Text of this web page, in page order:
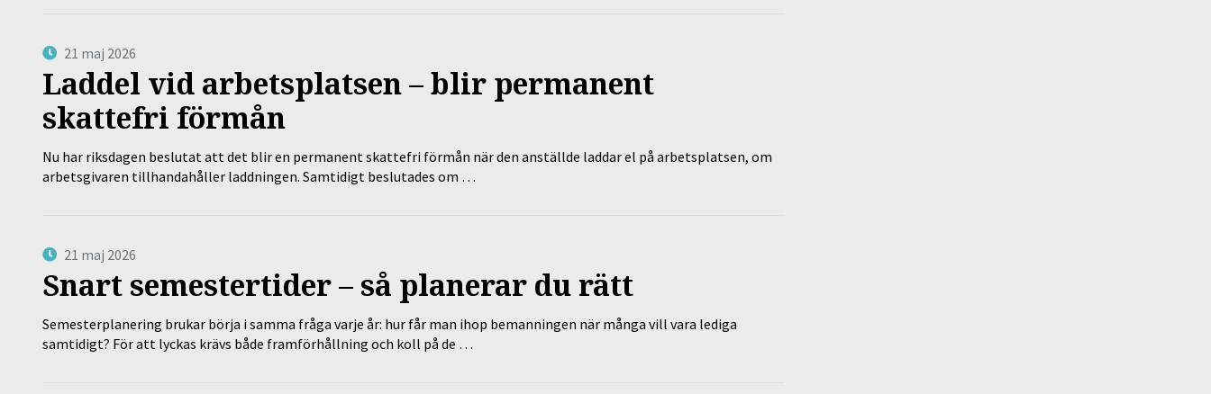
21 maj 2026
Laddel vid arbetsplatsen – blir permanent
skattefri förmån
Nu har riksdagen beslutat att det blir en permanent skattefri förmån när den anställde laddar el på arbetsplatsen, om
arbetsgivaren tillhandahåller laddningen. Samtidigt beslutades om …
21 maj 2026
Snart semestertider – så planerar du rätt
Semesterplanering brukar börja i samma fråga varje år: hur får man ihop bemanningen när många vill vara lediga
samtidigt? För att lyckas krävs både framförhållning och koll på de …